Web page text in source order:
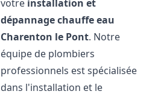
votre installation et
dépannage chauffe eau
Charenton le Pont. Notre
équipe de plombiers
professionnels est spécialisée
dans l'installation et le